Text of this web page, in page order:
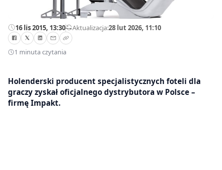
16 lis 2015, 13:30—Aktualizacja:28 lut 2026, 11:10
1 minuta czytania
Holenderski producent specjalistycznych foteli dla
graczy zyskał oficjalnego dystrybutora w Polsce –
firmę Impakt.